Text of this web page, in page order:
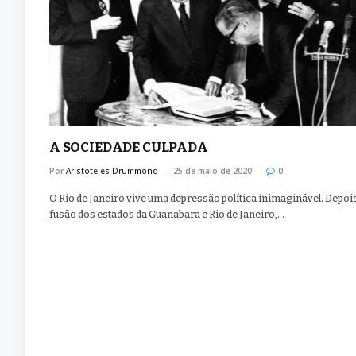
A SOCIEDADE CULPADA
Por Aristoteles Drummond 25 de maio de 2020 0
O Rio de Janeiro vive uma depressão política inimaginável.
fusão dos estados da Guanabara e Rio de Janeiro,…